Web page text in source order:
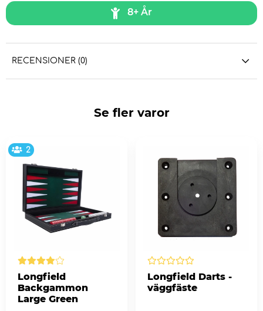
8+ År
RECENSIONER (0)
Se fler varor
2
Longfield
Backgammon
Large Green
Longfield Darts -
väggfäste